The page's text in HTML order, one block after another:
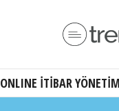
ONLINE İTİBAR